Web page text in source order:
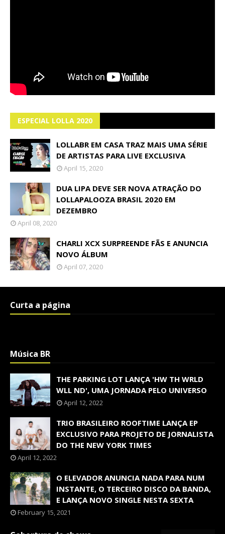
ESPECIAL LOLLA 2020
LOLLABR EM CASA TRAZ MAIS UMA SÉRIE
DE ARTISTAS PARA LIVE EXCLUSIVA
April 15, 2020
DUA LIPA DEVE SER NOVA ATRAÇÃO DO
LOLLAPALOOZA BRASIL 2020 EM
DEZEMBRO
April 08, 2020
CHARLI XCX SURPREENDE FÃS E ANUNCIA
NOVO ÁLBUM
April 07, 2020
Curta a página
Música BR
THE PARKING LOT LANÇA 'HW TH WRLD
WLL ND', UMA JORNADA PELO UNIVERSO
April 12, 2022
TRIO BRASILEIRO ROOFTIME LANÇA EP
EXCLUSIVO PARA PROJETO DE JORNALISTA
DO THE NEW YORK TIMES
April 12, 2022
O ELEVADOR ANUNCIA NADA PARA NUM
INSTANTE, O TERCEIRO DISCO DA BANDA,
E LANÇA NOVO SINGLE NESTA SEXTA
February 15, 2021